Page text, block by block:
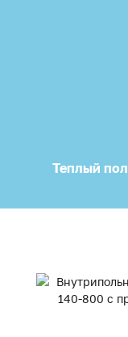
Теплый пол